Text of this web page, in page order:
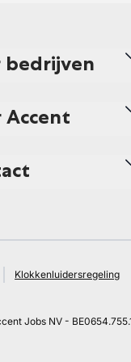
bedrijven
Accent
Klokkenluidersregeling
Jobs NV -